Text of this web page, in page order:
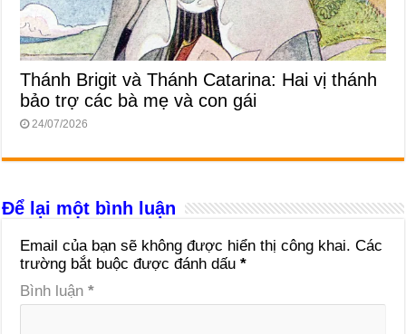
Thánh Brigit và Thánh Catarina: Hai vị thánh
bảo trợ các bà mẹ và con gái
24/07/2026
Để lại một bình luận
Email của bạn sẽ không được hiển thị công khai. Các
trường bắt buộc được đánh dấu*
Bình luận*